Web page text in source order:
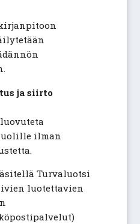
ja siirto
ilman
Turvaluotsi
luotettavien